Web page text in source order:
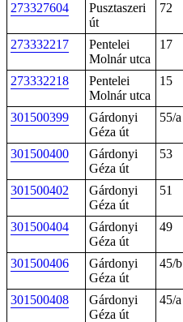
273327604
Pusztaszeri
út
72
273332217
Pentelei
Molnár utca
17
273332218
Pentelei
Molnár utca
15
301500399
Gárdonyi
Géza út
55/a
301500400
Gárdonyi
Géza út
53
301500402
Gárdonyi
Géza út
51
301500404
Gárdonyi
Géza út
49
301500406
Gárdonyi
Géza út
45/b
301500408
Gárdonyi
Géza út
45/a